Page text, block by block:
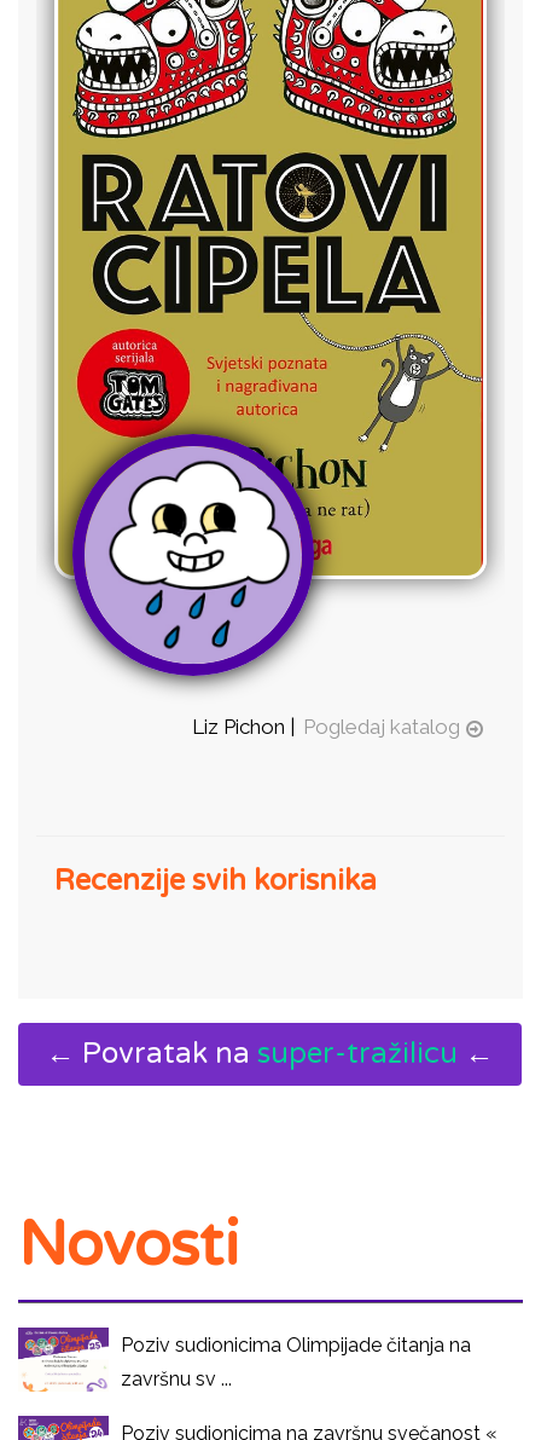
Liz Pichon | Pogledaj katalog
Recenzije svih korisnika
← Povratak na super-tražilicu ←
Novosti
Poziv sudionicima Olimpijade čitanja na
završnu sv ...
Poziv sudionicima na završnu svečanost «